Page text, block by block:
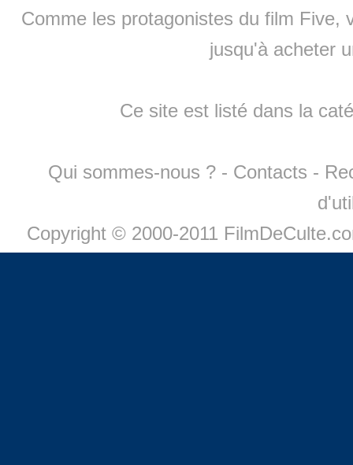
Comme les protagonistes du film Five,
jusqu'à acheter
Ce site est listé dans la
Qui sommes-nous ? - Contacts -
Copyright © 2000-2011